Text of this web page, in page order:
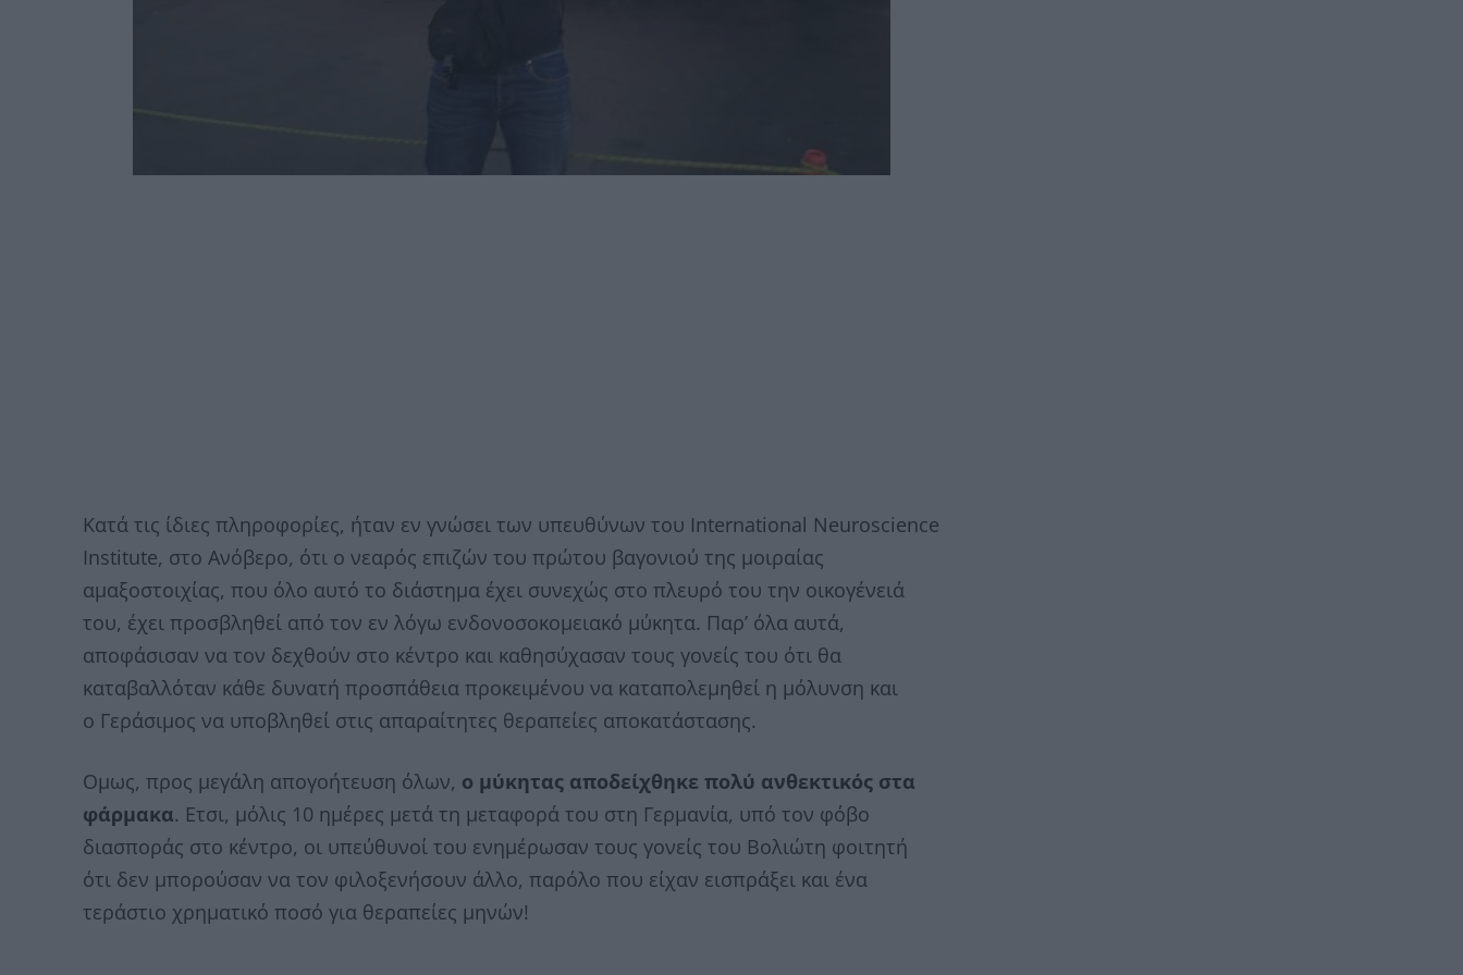
Κατά τις ίδιες πληροφορίες, ήταν εν γνώσει των υπευθύνων του International Neuroscience
Institute, στο Ανόβερο, ότι ο νεαρός επιζών του πρώτου βαγονιού της μοιραίας
αμαξοστοιχίας, που όλο αυτό το διάστημα έχει συνεχώς στο πλευρό του την οικογένειά
του, έχει προσβληθεί από τον εν λόγω ενδονοσοκομειακό μύκητα. Παρ’ όλα αυτά,
αποφάσισαν να τον δεχθούν στο κέντρο και καθησύχασαν τους γονείς του ότι θα
καταβαλλόταν κάθε δυνατή προσπάθεια προκειμένου να καταπολεμηθεί η μόλυνση και
ο Γεράσιμος να υποβληθεί στις απαραίτητες θεραπείες αποκατάστασης.
Ομως, προς μεγάλη απογοήτευση όλων, ο μύκητας αποδείχθηκε πολύ ανθεκτικός στα
φάρμακα. Ετσι, μόλις 10 ημέρες μετά τη μεταφορά του στη Γερμανία, υπό τον φόβο
διασποράς στο κέντρο, οι υπεύθυνοί του ενημέρωσαν τους γονείς του Βολιώτη φοιτητή
ότι δεν μπορούσαν να τον φιλοξενήσουν άλλο, παρόλο που είχαν εισπράξει και ένα
τεράστιο χρηματικό ποσό για θεραπείες μηνών!